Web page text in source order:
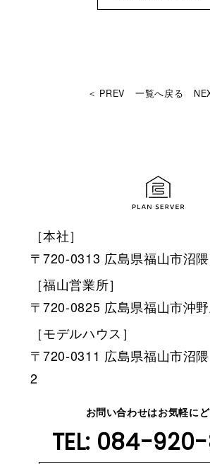
＜ PREV 一覧へ戻る
［本社］
〒720-0313 広島県福山市沼
［福山営業所］
〒720-0825 広島県福山市沖
［モデルハウス］
〒720-0311 広島県福山市沼
2
お問い合わせはお気軽に
TEL: 084-